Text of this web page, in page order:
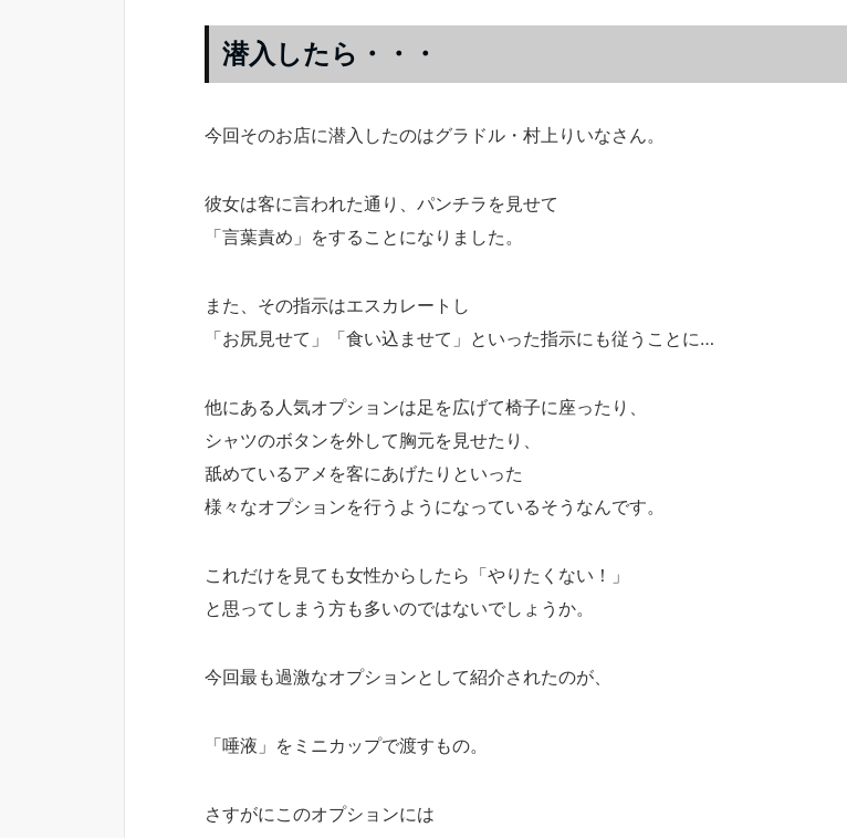
潜入したら・・・
今回そのお店に潜入したのはグラドル・村上りいなさん。
彼女は客に言われた通り、パンチラを見せて
「言葉責め」をすることになりました。
また、その指示はエスカレートし
「お尻見せて」「食い込ませて」といった指示にも従うことに…
他にある人気オプションは足を広げて椅子に座ったり、
シャツのボタンを外して胸元を見せたり、
舐めているアメを客にあげたりといった
様々なオプションを行うようになっているそうなんです。
これだけを見ても女性からしたら「やりたくない！」
と思ってしまう方も多いのではないでしょうか。
今回最も過激なオプションとして紹介されたのが、
「唾液」をミニカップで渡すもの。
さすがにこのオプションには